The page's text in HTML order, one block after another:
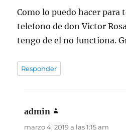
Como lo puedo hacer para
telefono de don Victor
tengo de el no functiona.
Responder
admin
marzo 4, 2019 a las 1:15 am